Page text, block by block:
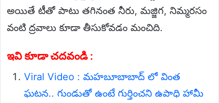
అయితే టీతో పాటు తగినంత నీరు, మజ్జిగ, నిమ్మరసం
వంటి ద్రవాలు కూడా తీసుకోవడం మంచిది.
ఇవి కూడా చదవండి :
Viral Video : మహబూబాబాద్ లో వింత
ఘటన.. గుండుతో ఉంటే గుర్తించని ఉపాధి హామీ